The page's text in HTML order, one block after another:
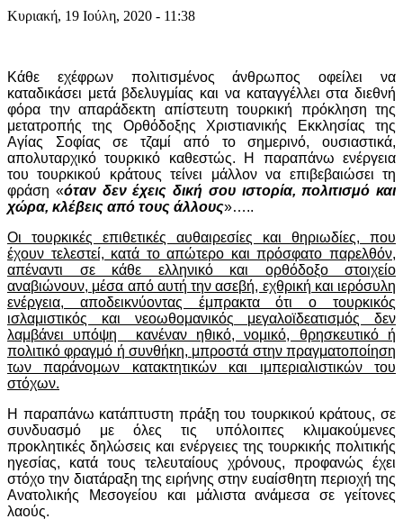
Κυριακή, 19 Ιούλη, 2020 - 11:38
Κάθε εχέφρων πολιτισμένος άνθρωπος οφείλει να
καταδικάσει μετά βδελυγμίας και να καταγγέλλει στα διεθνή
φόρα την απαράδεκτη απίστευτη τουρκική πρόκληση της
μετατροπής της Ορθόδοξης Χριστιανικής Εκκλησίας της
Αγίας Σοφίας σε τζαμί από το σημερινό, ουσιαστικά,
απολυταρχικό τουρκικό καθεστώς. Η παραπάνω ενέργεια
του τουρκικού κράτους τείνει μάλλον να επιβεβαιώσει τη
φράση «όταν δεν έχεις δική σου ιστορία, πολιτισμό και
χώρα, κλέβεις από τους άλλους»…..
Οι τουρκικές επιθετικές αυθαιρεσίες και θηριωδίες, που
έχουν τελεστεί, κατά το απώτερο και πρόσφατο παρελθόν,
απέναντι σε κάθε ελληνικό και ορθόδοξο στοιχείο
αναβιώνουν, μέσα από αυτή την ασεβή, εχθρική και ιερόσυλη
ενέργεια, αποδεικνύοντας έμπρακτα ότι ο τουρκικός
ισλαμιστικός και νεοωθομανικός μεγαλοϊδεατισμός δεν
λαμβάνει υπόψη κανέναν ηθικό, νομικό, θρησκευτικό ή
πολιτικό φραγμό ή συνθήκη, μπροστά στην πραγματοποίηση
των παράνομων κατακτητικών και ιμπεριαλιστικών του
στόχων.
Η παραπάνω κατάπτυστη πράξη του τουρκικού κράτους, σε
συνδυασμό με όλες τις υπόλοιπες κλιμακούμενες
προκλητικές δηλώσεις και ενέργειες της τουρκικής πολιτικής
ηγεσίας, κατά τους τελευταίους χρόνους, προφανώς έχει
στόχο την διατάραξη της ειρήνης στην ευαίσθητη περιοχή της
Ανατολικής Μεσογείου και μάλιστα ανάμεσα σε γείτονες
λαούς.